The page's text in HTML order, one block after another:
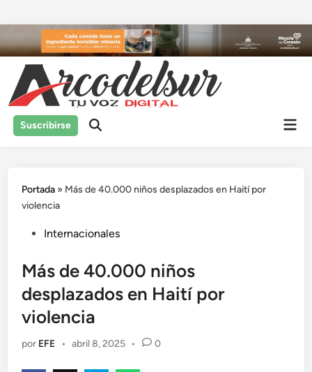
al
contenido
Suscribirse
Portada » Más de 40.000 niños desplazados en Haití por
violencia
Publicado
Internacionales
Más de 40.000 niños
desplazados en Haití por
violencia
por EFE • abril 8, 2025 • 0